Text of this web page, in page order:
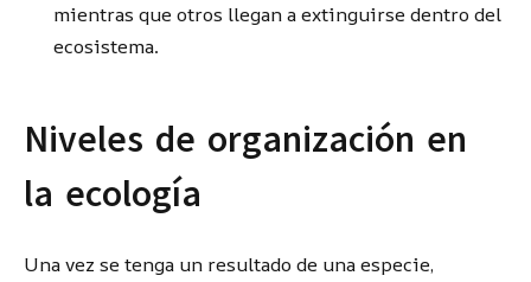
mientras que otros llegan a extinguirse dentro del
ecosistema.
Niveles de organización en
la ecología
Una vez se tenga un resultado de una especie,